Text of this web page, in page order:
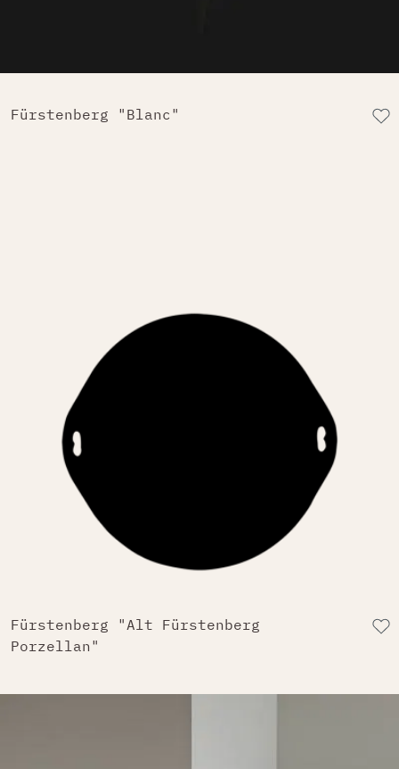
Fürstenberg "Blanc"
Fürstenberg "Alt Fürstenberg
Porzellan"